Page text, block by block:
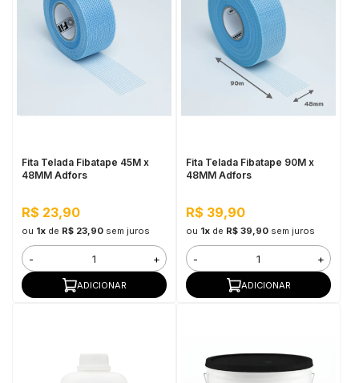
Fita Telada Fibatape 45M x
48MM Adfors
R$ 23,90
ou 1xde R$ 23,90 sem juros
- +
ADICIONAR
Fita Telada Fibatape 90M x
48MM Adfors
R$ 39,90
ou 1xde R$ 39,90 sem juros
- +
ADICIONAR